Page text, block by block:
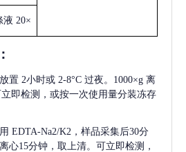
液 20×
：
置 2小时或 2-8°C 过夜。1000×g 离
即检测，或按一次使用量分装冻存
EDTA-Na2/K2，样品采集后30分
心15分钟，取上清。可立即检测，